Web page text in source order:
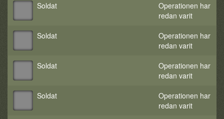
Soldat
Operationen har
redan varit
Soldat
Operationen har
redan varit
Soldat
Operationen har
redan varit
Soldat
Operationen har
redan varit